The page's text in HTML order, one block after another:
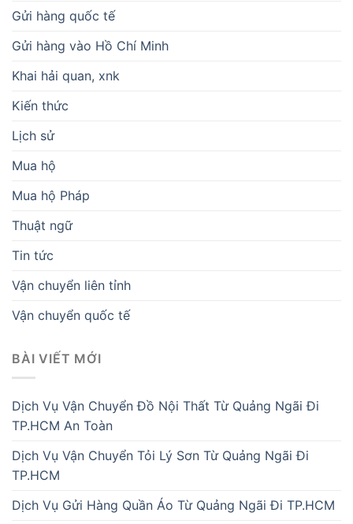
Gửi hàng quốc tế
Gửi hàng vào Hồ Chí Minh
Khai hải quan, xnk
Kiến thức
Lịch sử
Mua hộ
Mua hộ Pháp
Thuật ngữ
Tin tức
Vận chuyển liên tỉnh
Vận chuyển quốc tế
BÀI VIẾT MỚI
Dịch Vụ Vận Chuyển Đồ Nội Thất Từ Quảng Ngãi Đi
TP.HCM An Toàn
Dịch Vụ Vận Chuyển Tỏi Lý Sơn Từ Quảng Ngãi Đi
TP.HCM
Dịch Vụ Gửi Hàng Quần Áo Từ Quảng Ngãi Đi TP.HCM